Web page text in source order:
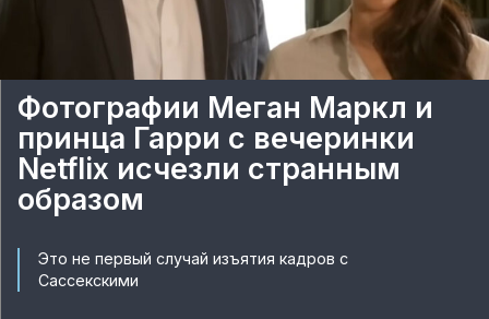
Фотографии Меган Маркл и
принца Гарри с вечеринки
Netflix исчезли странным
образом
Это не первый случай изъятия кадров с
Сассекскими